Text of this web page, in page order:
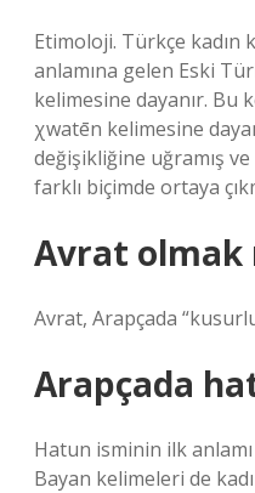
Etimoloji. Türkçe kadın
anlamına gelen Eski
kelimesine dayanır. Bu
χwatēn kelimesine
değişikliğine uğramış
farklı biçimde ortaya
Avrat olmak
Avrat, Arapçada
Arapçada
Hatun isminin ilk anlamı
Bayan kelimeleri de